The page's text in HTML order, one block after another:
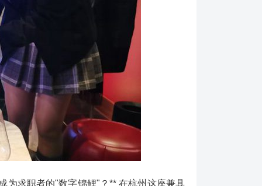
求职者的"数字锦鲤"？** 在杭州这座兼具